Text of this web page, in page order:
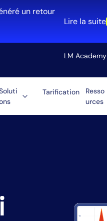
un retour
Lire la suite
LM Academy
Tarification
Resso
urces
Rôle